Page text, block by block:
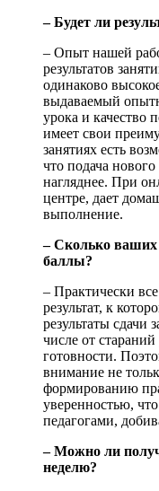
– Будет ли
– Опыт нашей
результатов
одинаково
выдаваемый
урока и
имеет свои
занятиях есть
что подача
нагляднее. При
центре, дает
выполнение.
– Сколько
баллы?
– Практически
результат, к
результаты сдачи
числе от
готовности.
внимание не
формированию
уверенностью,
педагогами,
– Можно ли
неделю?